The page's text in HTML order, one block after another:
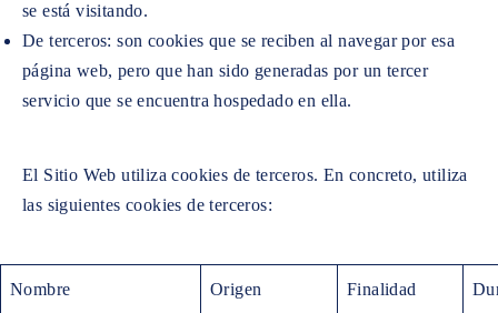
se está visitando.
De terceros: son cookies que se reciben al navegar por esa
página web, pero que han sido generadas por un tercer
servicio que se encuentra hospedado en ella.
El Sitio Web utiliza cookies de terceros. En concreto, utiliza
las siguientes cookies de terceros:
Nombre Origen Finalidad